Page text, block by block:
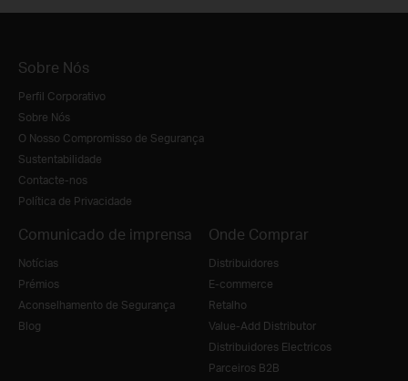
Sobre Nós
Perfil Corporativo
Sobre Nós
O Nosso Compromisso de Segurança
Sustentabilidade
Contacte-nos
Política de Privacidade
Comunicado de imprensa
Notícias
Prémios
Aconselhamento de Segurança
Blog
Onde Comprar
Distribuidores
E-commerce
Retalho
Value-Add Distributor
Distribuidores Electricos
Parceiros B2B